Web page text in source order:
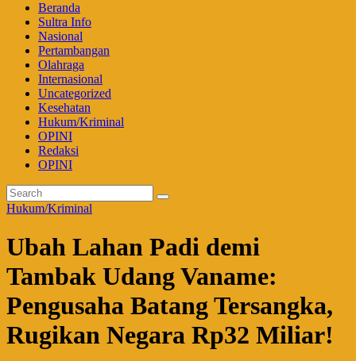
Beranda
Sultra Info
Nasional
Pertambangan
Olahraga
Internasional
Uncategorized
Kesehatan
Hukum/Kriminal
OPINI
Redaksi
OPINI
Hukum/Kriminal
Ubah Lahan Padi demi
Tambak Udang Vaname:
Pengusaha Batang Tersangka,
Rugikan Negara Rp32 Miliar!